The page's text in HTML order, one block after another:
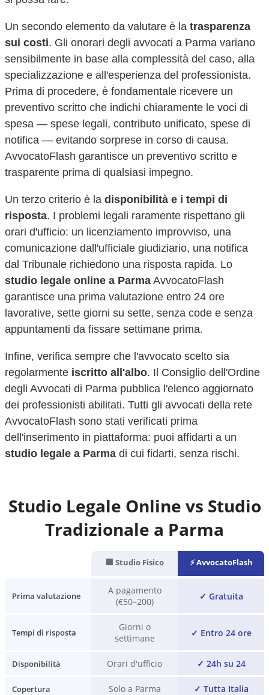
Un secondo elemento da valutare è la trasparenza
sui costi. Gli onorari degli avvocati a Parma variano
sensibilmente in base alla complessità del caso, alla
specializzazione e all'esperienza del professionista.
Prima di procedere, è fondamentale ricevere un
preventivo scritto che indichi chiaramente le voci di
spesa — spese legali, contributo unificato, spese di
notifica — evitando sorprese in corso di causa.
AvvocatoFlash garantisce un preventivo scritto e
trasparente prima di qualsiasi impegno.
Un terzo criterio è la disponibilità e i tempi di
risposta. I problemi legali raramente rispettano gli
orari d'ufficio: un licenziamento improvviso, una
comunicazione dall'ufficiale giudiziario, una notifica
dal Tribunale richiedono una risposta rapida. Lo
studio legale online a Parma AvvocatoFlash
garantisce una prima valutazione entro 24 ore
lavorative, sette giorni su sette, senza code e senza
appuntamenti da fissare settimane prima.
Infine, verifica sempre che l'avvocato scelto sia
regolarmente iscritto all'albo. Il Consiglio dell'Ordine
degli Avvocati di Parma pubblica l'elenco aggiornato
dei professionisti abilitati. Tutti gli avvocati della rete
AvvocatoFlash sono stati verificati prima
dell'inserimento in piattaforma: puoi affidarti a un
studio legale a Parma di cui fidarti, senza rischi.
Studio Legale Online vs Studio
Tradizionale a Parma
🏢 Studio Fisico ⚡ AvvocatoFlash
Prima valutazione
A pagamento
(€50–200)
✓ Gratuita
Tempi di risposta
Giorni o
settimane
✓ Entro 24 ore
Disponibilità Orari d'ufficio ✓ 24h su 24
Copertura Solo a Parma ✓ Tutta Italia